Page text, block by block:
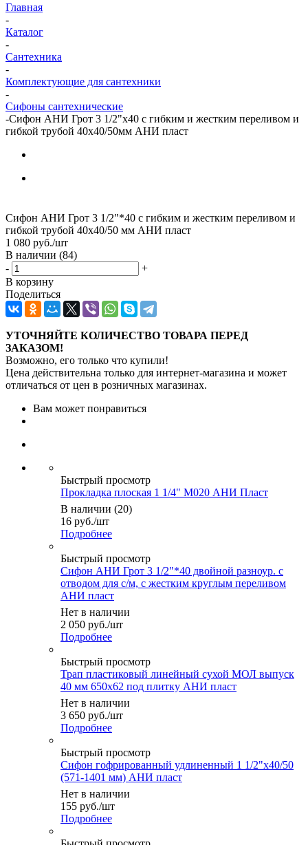
Главная
-
Каталог
-
Сантехника
-
Комплектующие для сантехники
-
Сифоны сантехнические
-Сифон АНИ Грот 3 1/2"х40 с гибким и жестким переливом и
гибкой трубой 40х40/50мм АНИ пласт
Сифон АНИ Грот 3 1/2"*40 с гибким и жестким переливом и
гибкой трубой 40х40/50 мм АНИ пласт
1 080 руб./шт
В наличии (84)
-
+
В корзину
Поделиться
УТОЧНЯЙТЕ КОЛИЧЕСТВО ТОВАРА ПЕРЕД
ЗАКАЗОМ!
Возможно, его только что купили!
Цена действительна только для интернет-магазина и может
отличаться от цен в розничных магазинах.
Вам может понравиться
Быстрый просмотр
Прокладка плоская 1 1/4" M020 АНИ Пласт
В наличии (20)
16 руб./шт
Подробнее
Быстрый просмотр
Сифон АНИ Грот 3 1/2"*40 двойной разноур. с
отводом для с/м, с жестким круглым переливом
АНИ пласт
Нет в наличии
2 050 руб./шт
Подробнее
Быстрый просмотр
Трап пластиковый линейный сухой МОЛ выпуск
40 мм 650х62 под плитку АНИ пласт
Нет в наличии
3 650 руб./шт
Подробнее
Быстрый просмотр
Сифон гофрированный удлиненный 1 1/2"х40/50
(571-1401 мм) АНИ пласт
Нет в наличии
155 руб./шт
Подробнее